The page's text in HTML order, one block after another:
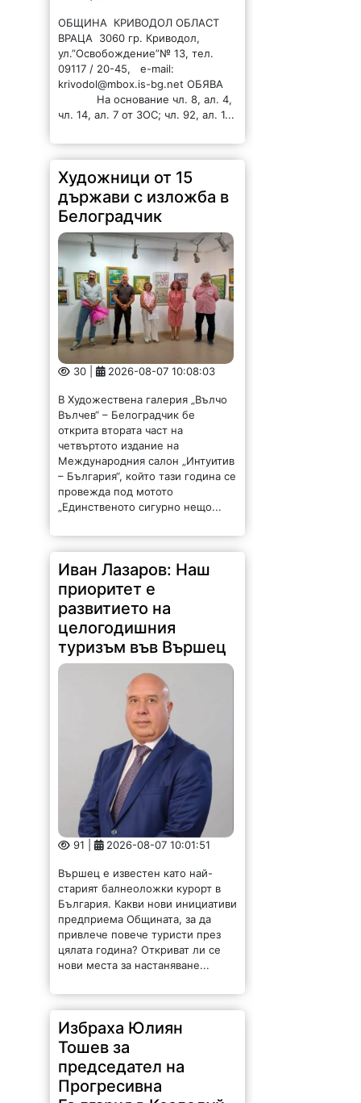
Художници от 15
държави с изложба в
Белоградчик
2026-08-07 10:08:03
В Художествена галерия „Вълчо
Вълчев“ – Белоградчик бе
открита втората част на
четвъртото издание на
Международния салон „Интуитив
– България“, който тази година се
„Единственото сигурно нещо...
Иван Лазаров: Наш
приоритет е
развитието на
туризъм във Вършец
2026-08-07 10:01:51
Вършец е известен като най-
старият балнеоложки курорт в
България. Какви нови инициативи
предприема Общината, за да
привлече повече туристи през
цялата година? Откриват ли се
Избраха Юлиян
Тошев за
председател на
България в Козлодуй